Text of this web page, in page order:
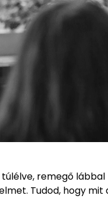
remegő
Tudod, hogy